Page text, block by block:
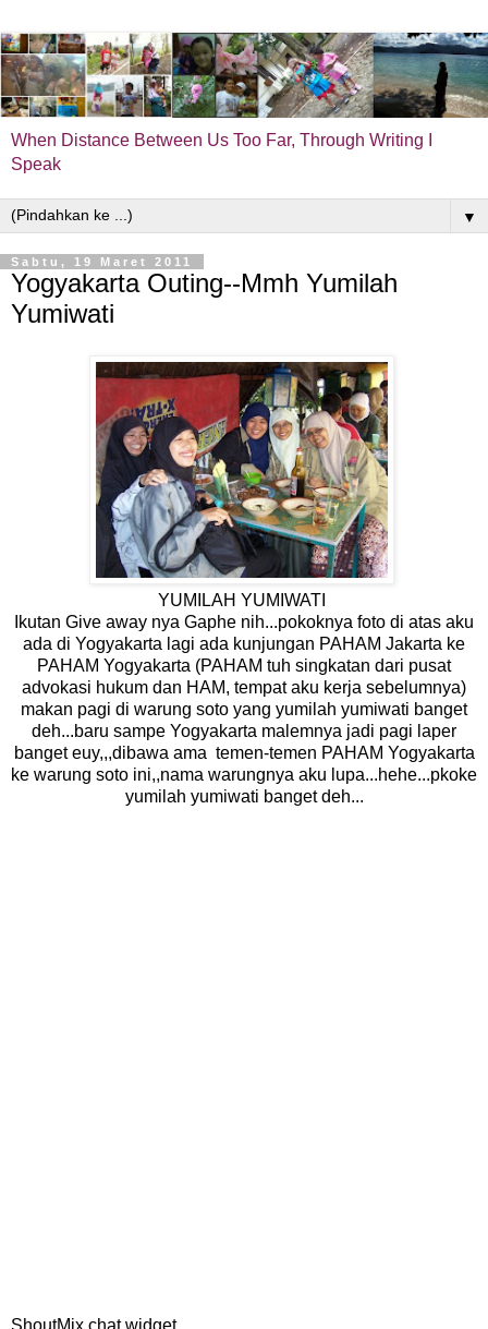
When Distance Between Us Too Far, Through Writing I
Speak
▼
Sabtu, 19 Maret 2011
Yogyakarta Outing--Mmh Yumilah
Yumiwati
YUMILAH YUMIWATI
Ikutan Give away nya Gaphe nih...pokoknya foto di atas aku
ada di Yogyakarta lagi ada kunjungan PAHAM Jakarta ke
PAHAM Yogyakarta (PAHAM tuh singkatan dari pusat
advokasi hukum dan HAM, tempat aku kerja sebelumnya)
makan pagi di warung soto yang yumilah yumiwati banget
deh...baru sampe Yogyakarta malemnya jadi pagi laper
banget euy,,,dibawa ama temen-temen PAHAM Yogyakarta
ke warung soto ini,,nama warungnya aku lupa...hehe...pkoke
yumilah yumiwati banget deh...